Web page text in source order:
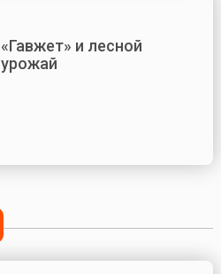
«Гавжет» и лесной
урожай